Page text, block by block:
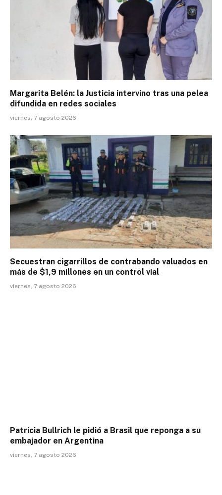
Margarita Belén: la Justicia intervino tras una pelea
difundida en redes sociales
viernes, 7 agosto 2026
Secuestran cigarrillos de contrabando valuados en
más de $1,9 millones en un control vial
viernes, 7 agosto 2026
Patricia Bullrich le pidió a Brasil que reponga a su
embajador en Argentina
viernes, 7 agosto 2026